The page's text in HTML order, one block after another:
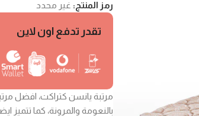
رمز المنتج: غير محدد
تقدر تدفع اون لاين
مرتبة يانسن كتراكت، افضل
بالنعومة والمرونة، كما تتميز